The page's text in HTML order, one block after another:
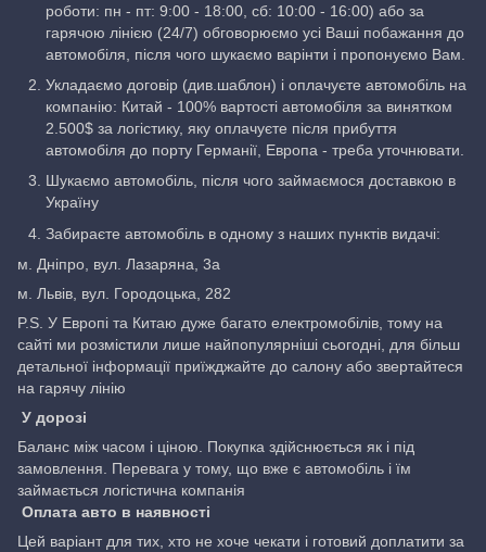
роботи: пн - пт: 9:00 - 18:00, сб: 10:00 - 16:00) або за
гарячою лінією (24/7) обговорюємо усі Ваші побажання до
автомобіля, після чого шукаємо варінти і пропонуємо Вам.
Укладаємо договір (див.шаблон) і оплачуєте автомобіль на
компанію: Китай - 100% вартості автомобіля за винятком
2.500$ за логістику, яку оплачуєте після прибуття
автомобіля до порту Германії, Европа - треба уточнювати.
Шукаємо автомобіль, після чого займаємося доставкою в
Україну
Забираєте автомобіль в одному з наших пунктів видачі:
м. Дніпро, вул. Лазаряна, 3а
м. Львів, вул. Городоцька, 282
P.S. У Европі та Китаю дуже багато електромобілів, тому на
сайті ми розмістили лише найпопулярніші сьогодні, для більш
детальної інформації приїжджайте до салону або звертайтеся
на гарячу лінію
У дорозі
Баланс між часом і ціною. Покупка здійснюється як і під
замовлення. Перевага у тому, що вже є автомобіль і їм
займається логістична компанія
Оплата авто в наявності
Цей варіант для тих, хто не хоче чекати і готовий доплатити за